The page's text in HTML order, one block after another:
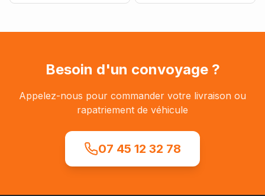
Besoin d'un convoyage ?
Appelez-nous pour commander votre livraison ou
rapatriement de véhicule
07 45 12 32 78